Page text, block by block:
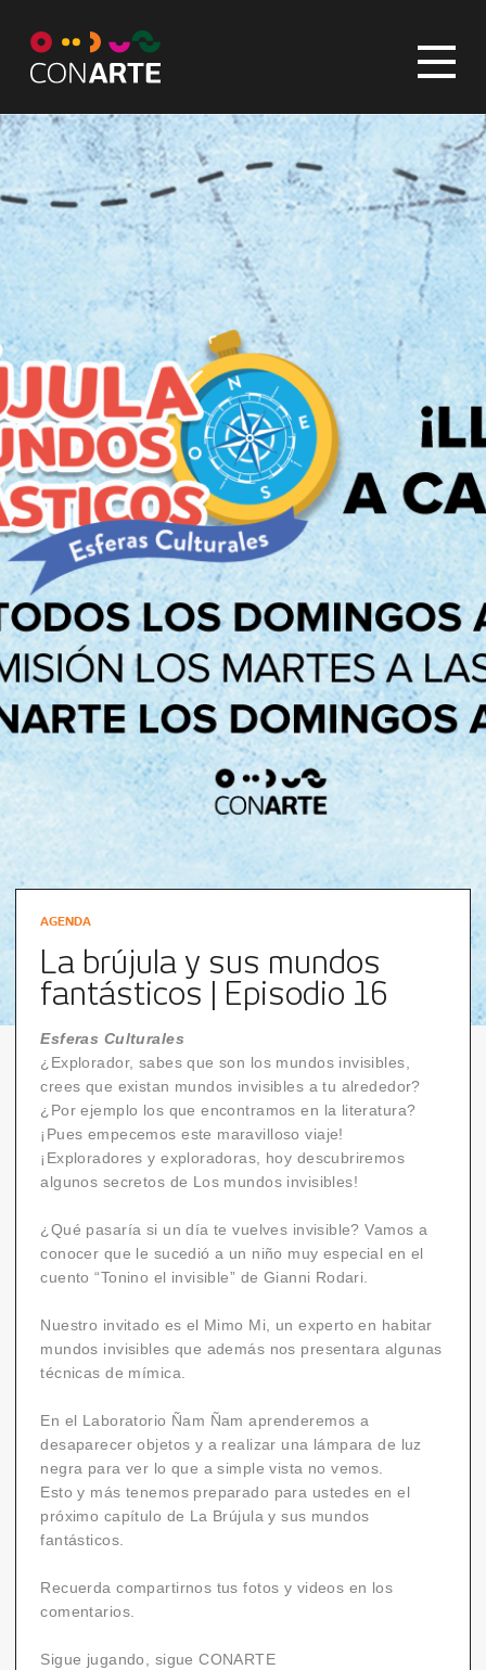
AGENDA
La brújula y sus mundos
fantásticos | Episodio 16
Esferas Culturales
¿Explorador, sabes que son los mundos invisibles,
crees que existan mundos invisibles a tu alrededor?
¿Por ejemplo los que encontramos en la literatura?
¡Pues empecemos este maravilloso viaje!
¡Exploradores y exploradoras, hoy descubriremos
algunos secretos de Los mundos invisibles!
¿Qué pasaría si un día te vuelves invisible? Vamos a
conocer que le sucedió a un niño muy especial en el
cuento “Tonino el invisible” de Gianni Rodari.
Nuestro invitado es el Mimo Mi, un experto en habitar
mundos invisibles que además nos presentara algunas
técnicas de mímica.
En el Laboratorio Ñam Ñam aprenderemos a
desaparecer objetos y a realizar una lámpara de luz
negra para ver lo que a simple vista no vemos.
Esto y más tenemos preparado para ustedes en el
próximo capítulo de La Brújula y sus mundos
fantásticos.
Recuerda compartirnos tus fotos y videos en los
comentarios.
Sigue jugando, sigue CONARTE